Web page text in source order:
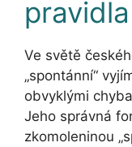
Ve světě
„spontánní“
obvyklými
Jeho správná
zkomoleninou